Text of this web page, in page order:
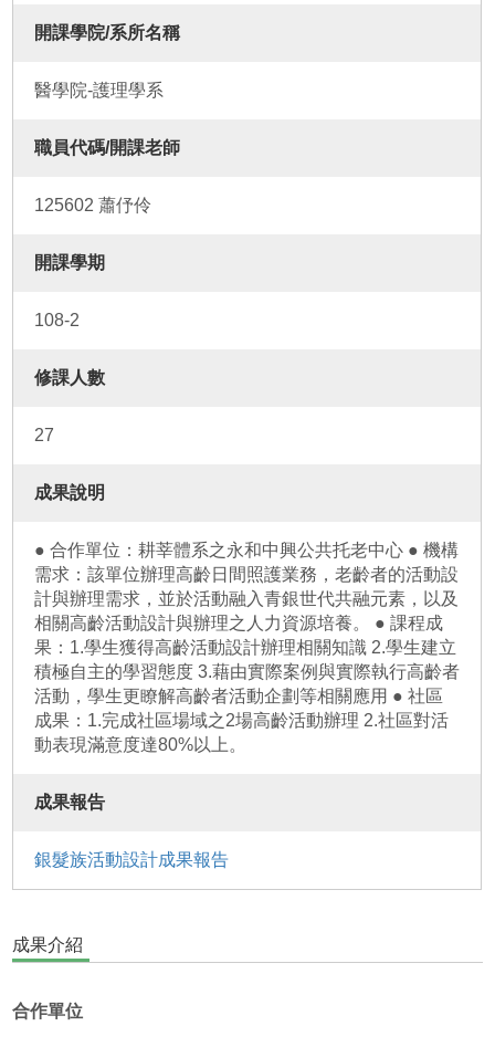
開課學院/系所名稱
醫學院-護理學系
職員代碼/開課老師
125602 蕭伃伶
開課學期
108-2
修課人數
27
成果說明
● 合作單位：耕莘體系之永和中興公共托老中心 ● 機構
需求：該單位辦理高齡日間照護業務，老齡者的活動設
計與辦理需求，並於活動融入青銀世代共融元素，以及
相關高齡活動設計與辦理之人力資源培養。 ● 課程成
果：1.學生獲得高齡活動設計辦理相關知識 2.學生建立
積極自主的學習態度 3.藉由實際案例與實際執行高齡者
活動，學生更瞭解高齡者活動企劃等相關應用 ● 社區
成果：1.完成社區場域之2場高齡活動辦理 2.社區對活
動表現滿意度達80%以上。
成果報告
銀髮族活動設計成果報告
成果介紹
合作單位